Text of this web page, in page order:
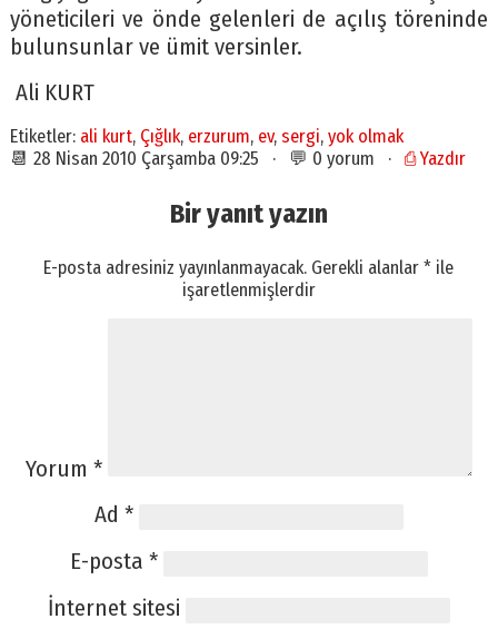
yöneticileri ve önde gelenleri de açılış töreninde
bulunsunlar ve ümit versinler.
Ali KURT
Etiketler: ali kurt, Çığlık, erzurum, ev, sergi, yok olmak
📆 28 Nisan 2010 Çarşamba 09:25 · 💬 0 yorum · ⎙ Yazdır
Bir yanıt yazın
E-posta adresiniz yayınlanmayacak. Gerekli alanlar* ile
işaretlenmişlerdir
Yorum *
Ad *
E-posta *
İnternet sitesi